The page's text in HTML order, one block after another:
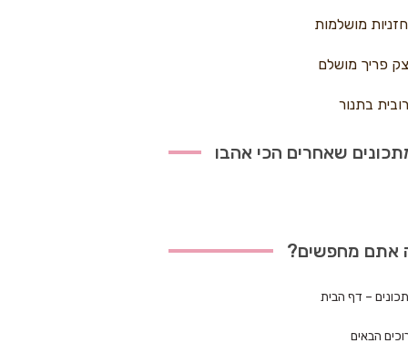
מושלמות
פריך מושלם
בתנור
שאחרים הכי אהבו
אתם מחפשים?
– דף הבית
הבאים